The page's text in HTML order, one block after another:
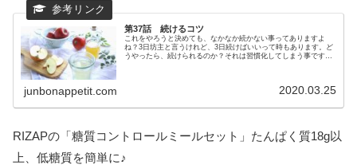
第37話 続けるコツ
これをやろうと決めても、なかなか続かない事ってありますよ
ね？3日坊主と言うけれど、3日続けばいいって時もあります。ど
うやったら、続けられるのか？それは習慣化してしまう事です。
junbonappetit.com 2020.03.25
RIZAPの「糖質コントロールミールセット」たんぱく質18g以
上、低糖質を簡単に♪